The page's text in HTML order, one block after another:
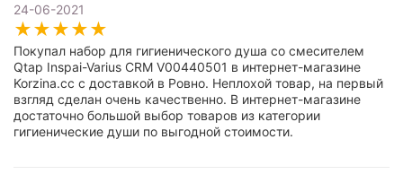
24-06-2021
Покупал набор для гигиенического душа со смесителем
Qtap Inspai-Varius CRM V00440501 в интернет-магазине
Korzina.cc с доставкой в Ровно. Неплохой товар, на первый
взгляд сделан очень качественно. В интернет-магазине
достаточно большой выбор товаров из категории
гигиенические души по выгодной стоимости.